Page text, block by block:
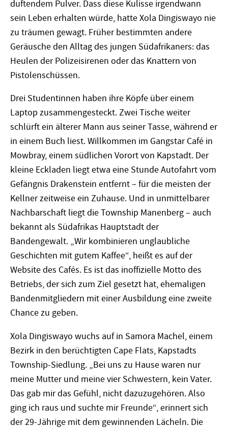
duftendem Pulver. Dass diese Kulisse irgendwann
sein Leben erhalten würde, hatte Xola Dingiswayo nie
zu träumen gewagt. Früher bestimmten andere
Geräusche den Alltag des jungen Südafrikaners: das
Heulen der Polizeisirenen oder das Knattern von
Pistolenschüssen.
Drei Studentinnen haben ihre Köpfe über einem
Laptop zusammengesteckt. Zwei Tische weiter
schlürft ein älterer Mann aus seiner Tasse, während er
in einem Buch liest. Willkommen im Gangstar Café in
Mowbray, einem südlichen Vorort von Kapstadt. Der
kleine Eckladen liegt etwa eine Stunde Autofahrt vom
Gefängnis Drakenstein entfernt – für die meisten der
Kellner zeitweise ein Zuhause. Und in unmittelbarer
Nachbarschaft liegt die Township Manenberg – auch
bekannt als Südafrikas Hauptstadt der
Bandengewalt. „Wir kombinieren unglaubliche
Geschichten mit gutem Kaffee“, heißt es auf der
Website des Cafés. Es ist das inoffizielle Motto des
Betriebs, der sich zum Ziel gesetzt hat, ehemaligen
Bandenmitgliedern mit einer Ausbildung eine zweite
Chance zu geben.
Xola Dingiswayo wuchs auf in Samora Machel, einem
Bezirk in den berüchtigten Cape Flats, Kapstadts
Township-Siedlung. „Bei uns zu Hause waren nur
meine Mutter und meine vier Schwestern, kein Vater.
Das gab mir das Gefühl, nicht dazuzugehören. Also
ging ich raus und suchte mir Freunde“, erinnert sich
der 29-Jährige mit dem gewinnenden Lächeln. Die